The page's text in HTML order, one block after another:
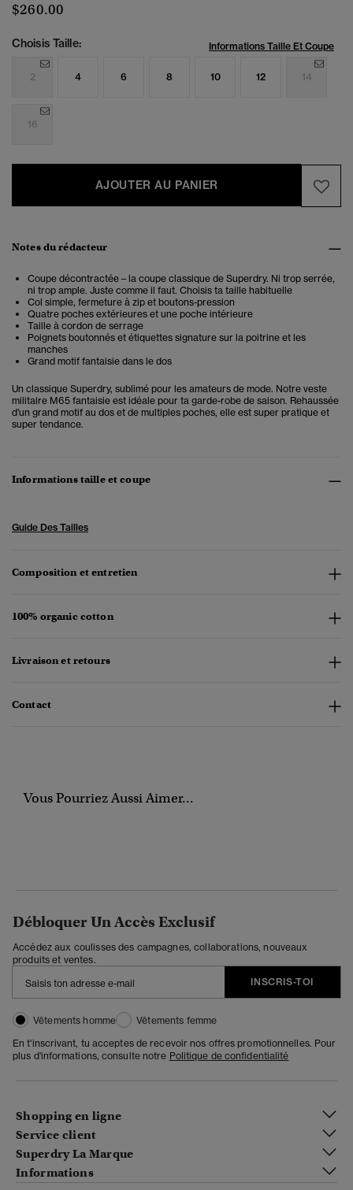
$260.00
Choisis Taille: Informations Taille Et Coupe
2 4 6 8 10 12 14
16
AJOUTER AU PANIER
Notes du rédacteur
Coupe décontractée – la coupe classique de Superdry. Ni trop serrée,
ni trop ample. Juste comme il faut. Choisis ta taille habituelle
Col simple, fermeture à zip et boutons-pression
Quatre poches extérieures et une poche intérieure
Taille à cordon de serrage
Poignets boutonnés et étiquettes signature sur la poitrine et les
manches
Grand motif fantaisie dans le dos
Un classique Superdry, sublimé pour les amateurs de mode. Notre veste
militaire M65 fantaisie est idéale pour ta garde-robe de saison. Rehaussée
d'un grand motif au dos et de multiples poches, elle est super pratique et
super tendance.
Informations taille et coupe
Guide Des Tailles
Composition et entretien
100% organic cotton
Livraison et retours
Contact
Vous Pourriez Aussi Aimer...
Débloquer Un Accès Exclusif
Accédez aux coulisses des campagnes, collaborations, nouveaux
produits et ventes.
INSCRIS-TOI
Vêtements homme
Vêtements femme
En t'inscrivant, tu acceptes de recevoir nos offres promotionnelles. Pour
plus d'informations, consulte notre Politique de confidentialité
Shopping en ligne
Service client
Superdry La Marque
Informations